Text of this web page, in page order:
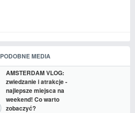
PODOBNE MEDIA
AMSTERDAM VLOG:
zwiedzanie i atrakcje -
najlepsze miejsca na
weekend! Co warto
zobaczyć?